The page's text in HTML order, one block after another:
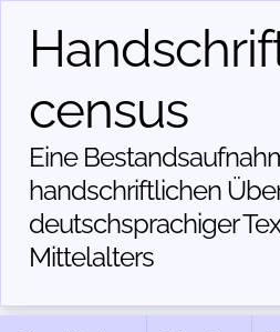
census
Eine
handschriftlichen
deutschsprachiger
Mittelalters